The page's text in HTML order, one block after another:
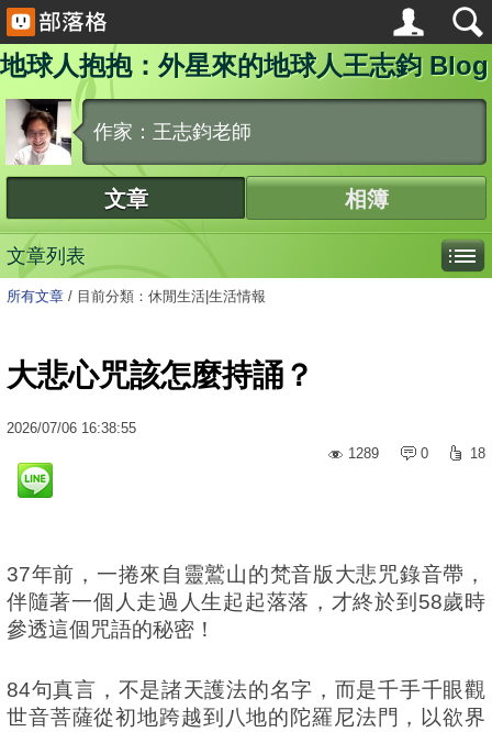
地球人抱抱：外星來的地球人王志鈞 Blog
作家：王志鈞老師
文章 相簿
文章列表
所有文章 / 目前分類：休閒生活|生活情報
大悲心咒該怎麼持誦？
2026/07/06 16:38:55
1289
0 18
37年前，一捲來自靈鷲山的梵音版大悲咒錄音帶，
伴隨著一個人走過人生起起落落，才終於到58歲時
參透這個咒語的秘密！
84句真言，不是諸天護法的名字，而是千手千眼觀
世音菩薩從初地跨越到八地的陀羅尼法門，以欲界